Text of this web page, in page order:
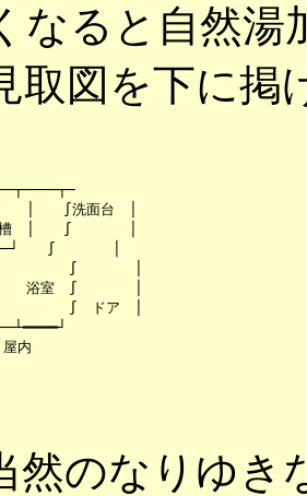
なると自然湯
取図を下に掲
　│　　∫洗面台　│
　│　　∫　　　　│
　　∫　　　　│
　　　∫　　　　│
室　∫　　　　│
　　∫　ドア　│
内
然のなりゆき